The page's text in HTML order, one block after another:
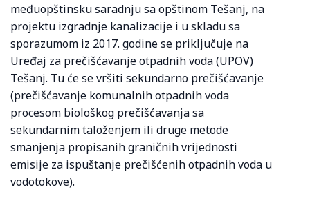
međuopštinsku saradnju sa opštinom Tešanj, na
projektu izgradnje kanalizacije i u skladu sa
sporazumom iz 2017. godine se priključuje na
Uređaj za prečišćavanje otpadnih voda (UPOV)
Tešanj. Tu će se vršiti sekundarno prečišćavanje
(prečišćavanje komunalnih otpadnih voda
procesom biološkog prečišćavanja sa
sekundarnim taloženjem ili druge metode
smanjenja propisanih graničnih vrijednosti
emisije za ispuštanje prečišćenih otpadnih voda u
vodotokove).